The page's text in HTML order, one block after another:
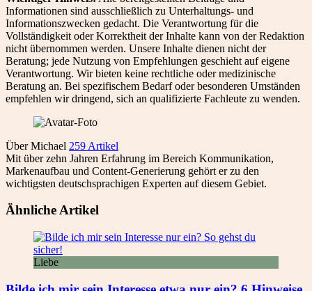
Informationen sind ausschließlich zu Unterhaltungs- und
Informationszwecken gedacht. Die Verantwortung für die
Vollständigkeit oder Korrektheit der Inhalte kann von der Redaktion
nicht übernommen werden. Unsere Inhalte dienen nicht der
Beratung; jede Nutzung von Empfehlungen geschieht auf eigene
Verantwortung. Wir bieten keine rechtliche oder medizinische
Beratung an. Bei spezifischem Bedarf oder besonderen Umständen
empfehlen wir dringend, sich an qualifizierte Fachleute zu wenden.
Über Michael 259 Artikel
Mit über zehn Jahren Erfahrung im Bereich Kommunikation,
Markenaufbau und Content-Generierung gehört er zu den
wichtigsten deutschsprachigen Experten auf diesem Gebiet.
Ähnliche Artikel
Liebe